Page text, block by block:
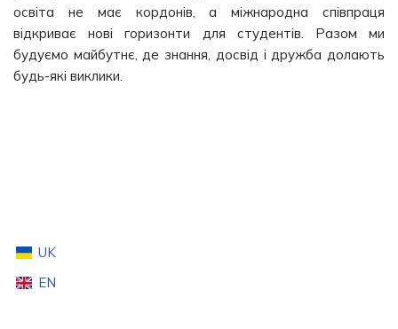
освіта не має кордонів, а міжнародна співпраця
відкриває нові горизонти для студентів. Разом ми
будуємо майбутнє, де знання, досвід і дружба долають
будь-які виклики.
UK
EN